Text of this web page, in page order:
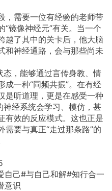
，需要一位有经验的老师带
“镜像神经元”有关。当一个
越了其中的关卡后，他大脑
和神经通路，会与那些尚未
态，能够通过言传身教、情
成一种“同频共振”。在有经
是听道理，更是在感受一种
经系统会学习、模仿，甚
有效的反应模式。这也正是
需要与真正“走过那条路”的
自己#与自己和解#知行合一
意识